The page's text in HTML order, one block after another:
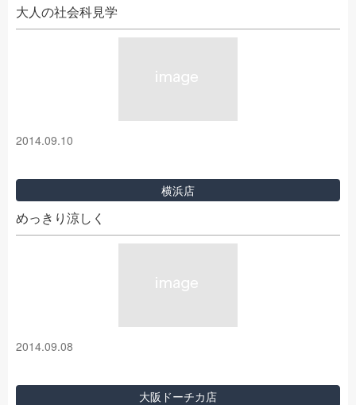
大人の社会科見学
2014.09.10
横浜店
めっきり涼しく
2014.09.08
大阪ドーチカ店